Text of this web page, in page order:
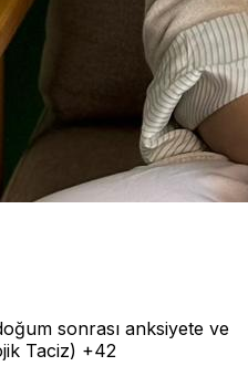
sonrası anksiyete ve
Taciz) +42